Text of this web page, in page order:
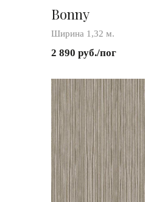
Bonny
Ширина 1,32 м.
2 890 руб./пог